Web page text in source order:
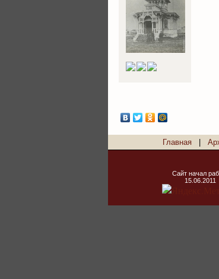
Главная
Сайт начал
15.06.2011